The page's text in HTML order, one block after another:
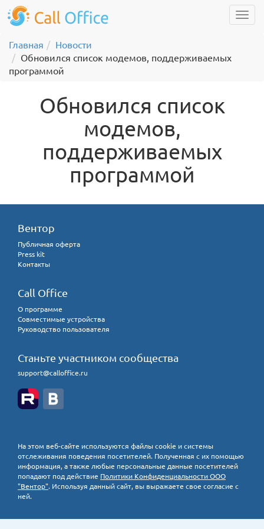
Главная
Новости
Обновился список модемов, поддерживаемых
программой
Обновился список
модемов,
поддерживаемых
программой
Вентор
Публичная оферта
Press kit
Контакты
Call Office
О программе
Совместимые устройства
Руководство пользователя
Станьте участником сообщества
support@calloffice.ru
На этом веб-сайте используются файлы cookie и системы
отслеживания поведения посетителей. Полученная с их помощью
информация, а также любые персональные данные посетителей
попадают под действие Политики Конфиденциальности ООО
"Вентор". Используя данный сайт, вы выражаете свое согласие с
ней.